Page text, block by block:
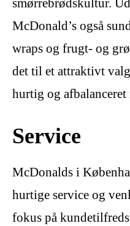
smørrebrødskultur.
McDonald’s også
wraps og frugt- og
det til et attraktivt
hurtig og
Service
McDonalds i
hurtige service og
fokus på